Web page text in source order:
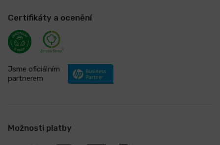
Certifikáty a ocenění
Jsme oficiálním
partnerem
Možnosti platby